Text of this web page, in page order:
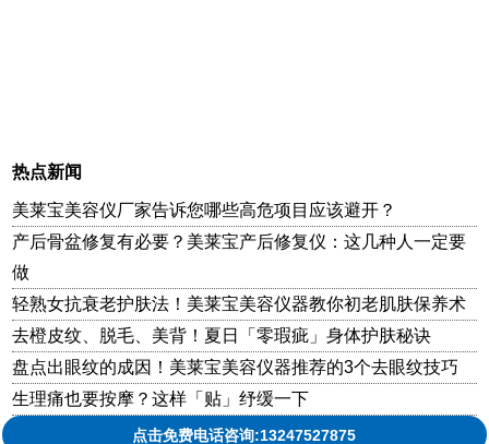
热点新闻
美莱宝美容仪厂家告诉您哪些高危项目应该避开？
产后骨盆修复有必要？美莱宝产后修复仪：这几种人一定要
做
轻熟女抗衰老护肤法！美莱宝美容仪器教你初老肌肤保养术
去橙皮纹、脱毛、美背！夏日「零瑕疵」身体护肤秘诀
盘点出眼纹的成因！美莱宝美容仪器推荐的3个去眼纹技巧
生理痛也要按摩？这样「贴」纾缓一下
点击免费电话咨询:13247527875